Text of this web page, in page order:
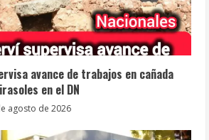
avance de trabajos en cañada
en el DN
agosto de 2026